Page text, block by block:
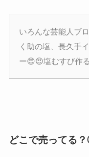
いろんな芸能人ブ
く助の塩、長久手
ー😍😍塩むすび作
どこで売ってる